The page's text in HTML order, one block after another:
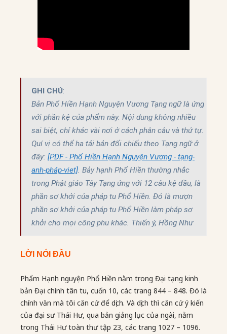
GHI CHÚ
Bản Phổ Hiền Hạnh Nguyện Vương Tạng ngữ là ứng
với phần kệ của phẩm này. Nội dung không nhiều
sai biệt, chỉ khác vài nơi ở cách phân câu và thứ tự.
Quí vị có thể hạ tải bản đối chiếu theo Tạng ngữ ở
đây: [PDF - Phổ Hiền Hạnh Nguyện Vương - tạng-
anh-pháp-viet]. Bảy hạnh Phổ Hiền thường nhắc
trong Phật giáo Tây Tạng ứng với 12 câu kệ đầu, là
phần sơ khởi của pháp tu Phổ Hiền. Đó là mượn
phần sơ khởi của pháp tu Phổ Hiền làm pháp sơ
khởi cho mọi công phu khác. Thiển ý, Hồng Như
LỜI NÓI ĐẦU
Phẩm Hạnh nguyện Phổ Hiền nằm trong Đại tạng kinh
bản Đại chính tân tu, cuốn 10, các trang 844 – 848. Đó là
chính văn mà tôi căn cứ để dịch. Và dịch thì căn cứ ý kiến
của đại sư Thái Hư, qua bản giảng lục của ngài, nằm
trong Thái Hư toàn thư tập 23, các trang 1027 – 1096.